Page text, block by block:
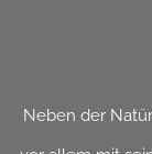
Neben der